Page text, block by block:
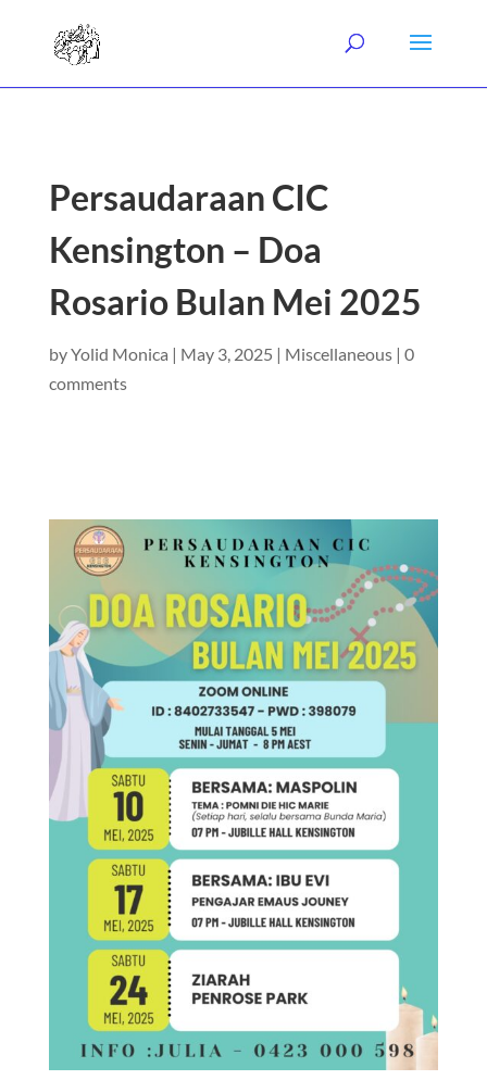
Persaudaraan CIC
Kensington – Doa
Rosario Bulan Mei 2025
byYolid Monica | May 3, 2025 | Miscellaneous| 0
comments